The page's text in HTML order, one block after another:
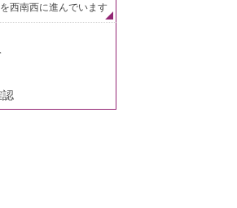
西南西に進んでいます
認